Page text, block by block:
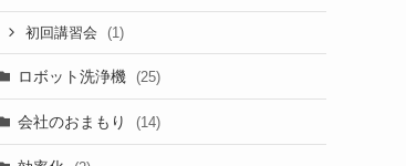
初回講習会 (1)
ロボット洗浄機 (25)
会社のおまもり (14)